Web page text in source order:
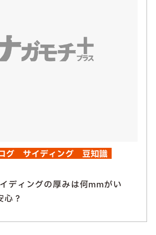
グ サイディング 豆知識
ディングの厚みは何mmがい
心？